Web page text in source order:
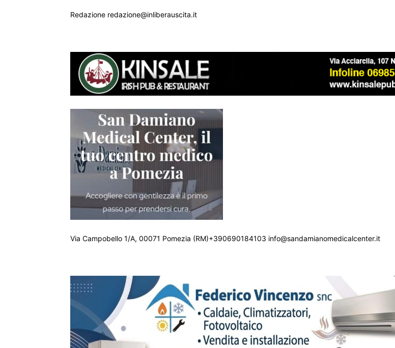
Redazione redazione@inliberauscita.it
Via Campobello 1/A, 00071 Pomezia (RM)+390690184103 info@sandamianomedicalcenter.it